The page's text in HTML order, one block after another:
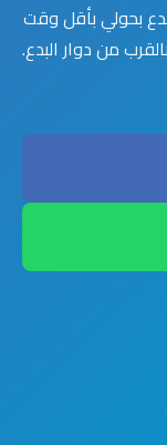
بحولي بأقل وقت
من دوار البدع.